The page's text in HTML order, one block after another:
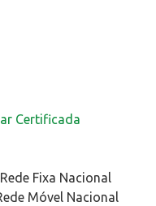
Certificada
Fixa Nacional
Móvel Nacional